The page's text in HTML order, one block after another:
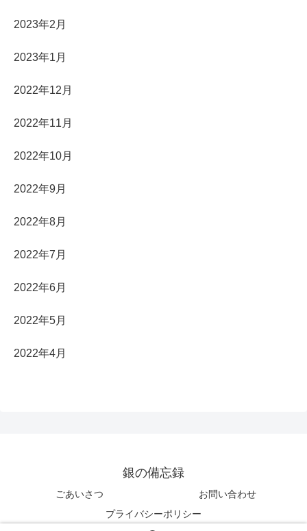
2023年2月
2023年1月
2022年12月
2022年11月
2022年10月
2022年9月
2022年8月
2022年7月
2022年6月
2022年5月
2022年4月
銀の備忘録
ごあいさつ
お問い合わせ
プライバシーポリシー